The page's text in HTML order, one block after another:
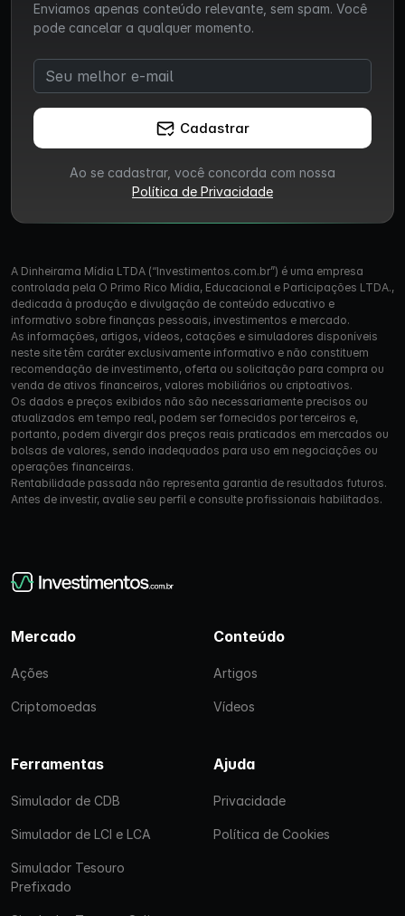
Enviamos apenas conteúdo relevante, sem spam. Você
pode cancelar a qualquer momento.
Cadastrar
Ao se cadastrar, você concorda com nossa
Política de Privacidade
A Dinheirama Mídia LTDA (“Investimentos.com.br”) é uma empresa
controlada pela O Primo Rico Mídia, Educacional e Participações LTDA.,
dedicada à produção e divulgação de conteúdo educativo e
informativo sobre finanças pessoais, investimentos e mercado.
As informações, artigos, vídeos, cotações e simuladores disponíveis
neste site têm caráter exclusivamente informativo e não constituem
recomendação de investimento, oferta ou solicitação para compra ou
venda de ativos financeiros, valores mobiliários ou criptoativos.
Os dados e preços exibidos não são necessariamente precisos ou
atualizados em tempo real, podem ser fornecidos por terceiros e,
portanto, podem divergir dos preços reais praticados em mercados ou
bolsas de valores, sendo inadequados para uso em negociações ou
operações financeiras.
Rentabilidade passada não representa garantia de resultados futuros.
Antes de investir, avalie seu perfil e consulte profissionais habilitados.
Mercado
Ações
Criptomoedas
Conteúdo
Artigos
Vídeos
Ferramentas
Simulador de CDB
Simulador de LCI e LCA
Simulador Tesouro
Prefixado
Ajuda
Privacidade
Política de Cookies